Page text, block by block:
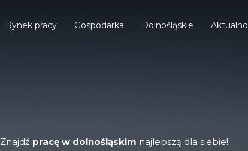
Rynek pracy Gospodarka Dolnośląskie
Znajdź pracę w dolnośląskim najlepszą dla siebie!